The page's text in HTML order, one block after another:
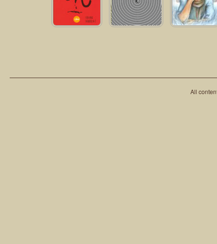
De Bic
La llibretera dins la
L’amour à boire,
All